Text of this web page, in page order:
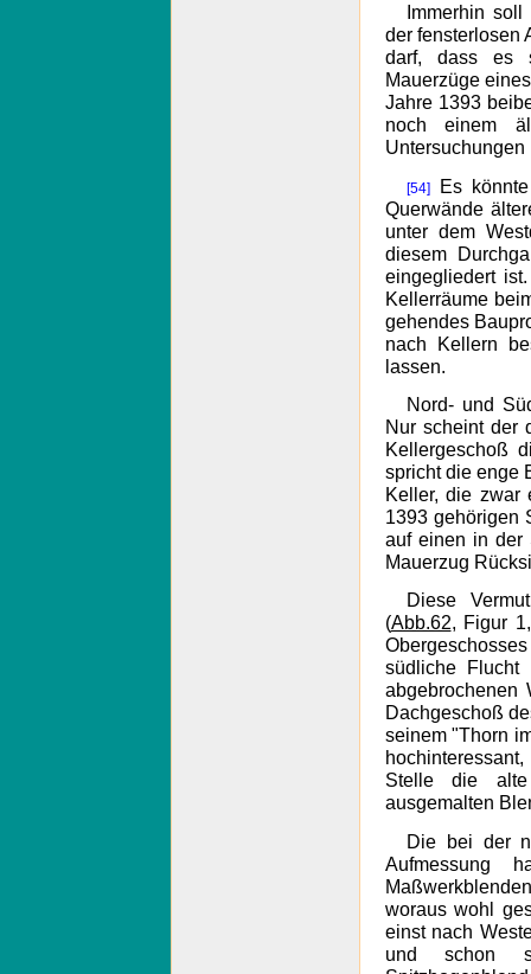
Immerhin
der fensterlosen
darf, dass es
Mauerzüge
Jahre 1393
noch einem
[54]
Es
Querwände
unter dem
diesem
eingegliedert
Kellerräume
gehendes
nach Kellern
lassen.
Nord- und
Nur scheint der
Kellergeschoß
spricht die enge
Keller, die zwar
1393 gehörigen
auf einen in der
Mauerzug
Diese
(Abb.62, Figur
südliche Flucht
abgebrochenen
Dachgeschoß
seinem "Thorn
Stelle die alte
ausgemalten
Die bei der
Aufmessung
woraus wohl
einst nach
und schon